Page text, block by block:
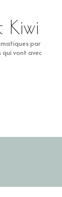
Kiwi
par
qui vont avec